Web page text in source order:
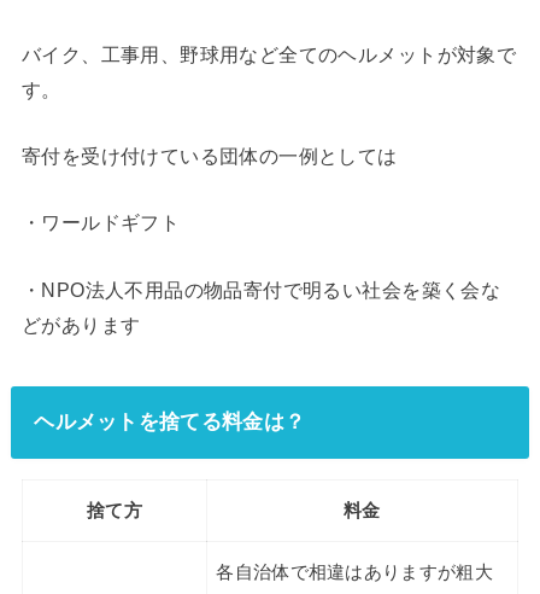
バイク、工事用、野球用など全てのヘルメットが対象で
す。
寄付を受け付けている団体の一例としては
・ワールドギフト
・NPO法人不用品の物品寄付で明るい社会を築く会な
どがあります
ヘルメットを捨てる料金は？
捨て方 料金
各自治体で相違はありますが粗大